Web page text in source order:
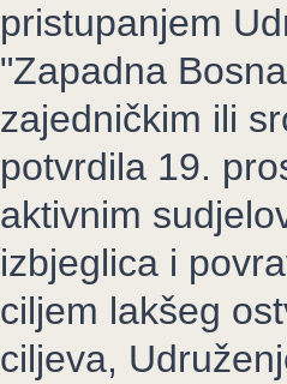
pristupanjem
"Zapadna
zajedničkim ili
potvrdila 19.
aktivnim
izbjeglica i
ciljem lakšeg
ciljeva,